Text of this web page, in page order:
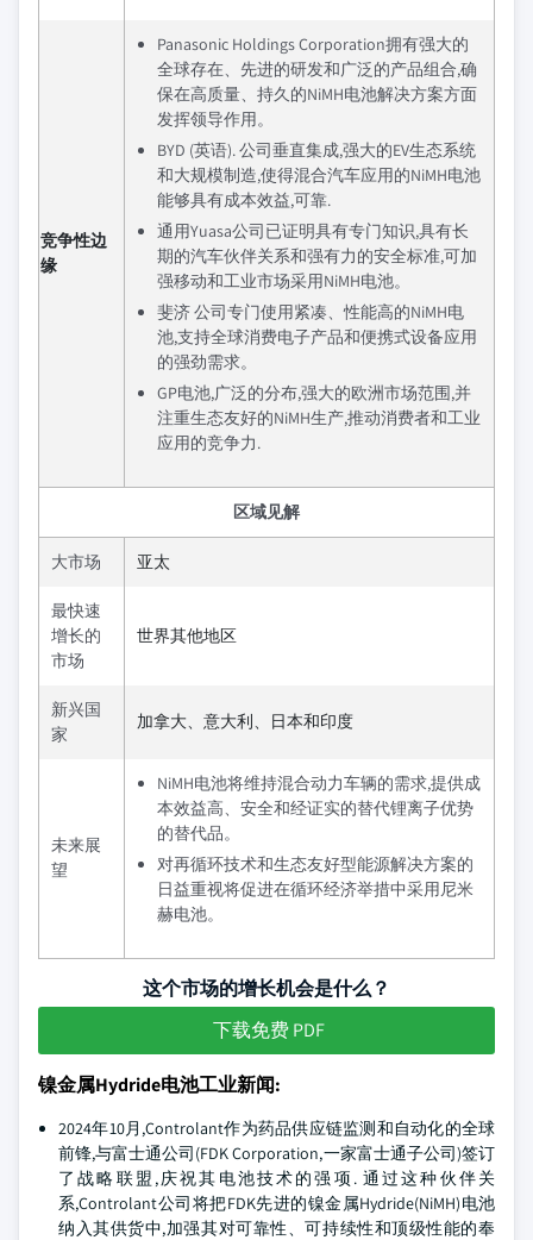
竞争性边
缘
Panasonic Holdings Corporation拥有强大的
全球存在、先进的研发和广泛的产品组合,确
保在高质量、持久的NiMH电池解决方案方面
发挥领导作用。
BYD (英语). 公司垂直集成,强大的EV生态系统
和大规模制造,使得混合汽车应用的NiMH电池
能够具有成本效益,可靠.
通用Yuasa公司已证明具有专门知识,具有长
期的汽车伙伴关系和强有力的安全标准,可加
强移动和工业市场采用NiMH电池。
斐济 公司专门使用紧凑、性能高的NiMH电
池,支持全球消费电子产品和便携式设备应用
的强劲需求。
GP电池,广泛的分布,强大的欧洲市场范围,并
注重生态友好的NiMH生产,推动消费者和工业
应用的竞争力.
区域见解
大市场 亚太
最快速
增长的
市场
世界其他地区
新兴国
家
加拿大、意大利、日本和印度
未来展
望
NiMH电池将维持混合动力车辆的需求,提供成
本效益高、安全和经证实的替代锂离子优势
的替代品。
对再循环技术和生态友好型能源解决方案的
日益重视将促进在循环经济举措中采用尼米
赫电池。
这个市场的增长机会是什么？
下载免费 PDF
镍金属Hydride电池工业新闻:
2024年10月,Controlant作为药品供应链监测和自动化的全球
前锋,与富士通公司(FDK Corporation,一家富士通子公司)签订
了战略联盟,庆祝其电池技术的强项. 通过这种伙伴关
系,Controlant公司将把FDK先进的镍金属Hydride(NiMH)电池
纳入其供货中,加强其对可靠性、可持续性和顶级性能的奉